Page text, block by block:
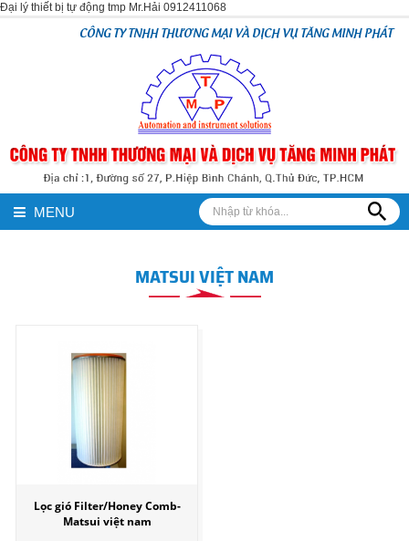
Đại lý thiết bị tự động tmp Mr.Hải 0912411068
CÔNG TY TNHH THƯƠNG MẠI VÀ DỊCH VỤ TĂNG MINH PHÁT
MENU
MATSUI VIỆT NAM
Lọc gió Filter/Honey Comb-
Matsui việt nam